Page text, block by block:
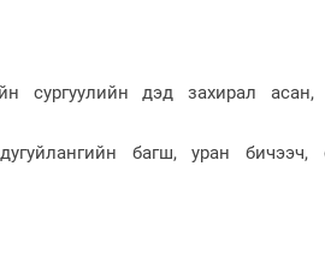
сургуулийн дэд захирал асан,
багш, уран бичээч,